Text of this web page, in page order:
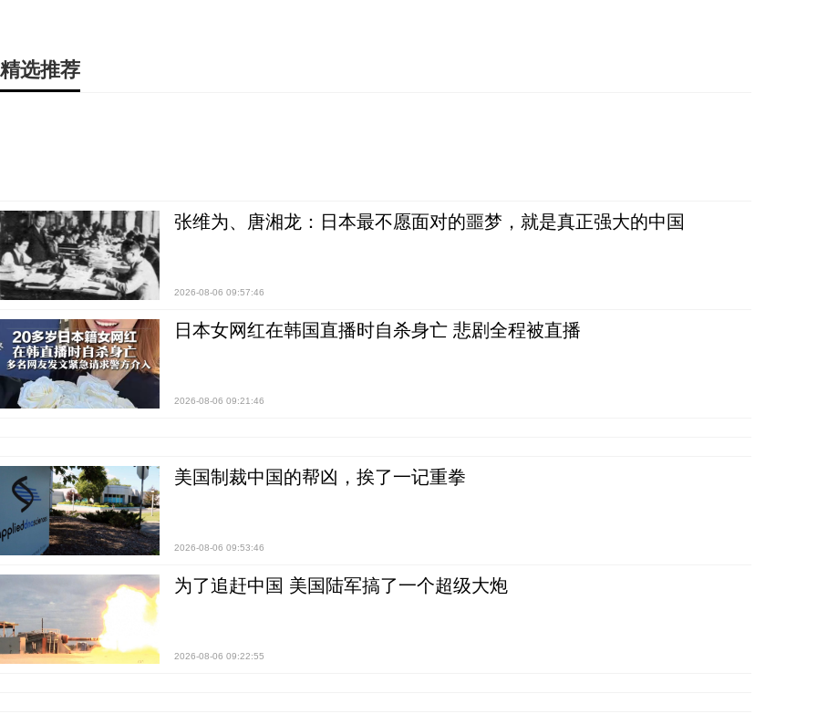
精选推荐
张维为、唐湘龙：日本最不愿面对的噩梦，就是真正强大的中国
2026-08-06 09:57:46
日本女网红在韩国直播时自杀身亡 悲剧全程被直播
2026-08-06 09:21:46
美国制裁中国的帮凶，挨了一记重拳
2026-08-06 09:53:46
为了追赶中国 美国陆军搞了一个超级大炮
2026-08-06 09:22:55